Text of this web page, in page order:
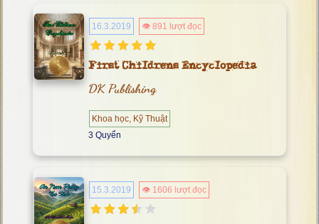
16.3.2019 👁 891 lượt đọc
First Childrens Encyclopedia
DK Publishing
Khoa học, Kỹ Thuật
3 Quyển
15.3.2019 👁 1606 lượt đọc